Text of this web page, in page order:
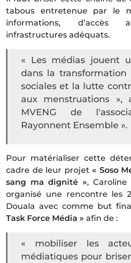
tabous entretenue par le
informations,
infrastructures adéquats.
« Les médias jouent
dans la transformation
sociales et la lutte
aux menstruations »,
MVENG de
Rayonnent Ensemble ».
Pour matérialiser cette
cadre de leur projet « Soso
sang ma dignité »,
organisé une rencontre les
Douala avec comme but
Task Force Média » afin de :
« mobiliser les
médiatiques pour